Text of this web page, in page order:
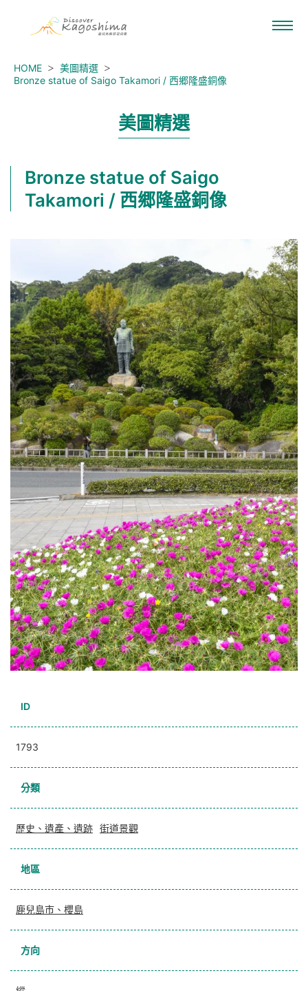
HOME
美圖精選
Bronze statue of Saigo Takamori / 西郷隆盛銅像
美圖精選
Bronze statue of Saigo
Takamori / 西郷隆盛銅像
ID
1793
分類
歷史、遺產、遺跡 街道景觀
地區
鹿兒島市、櫻島
方向